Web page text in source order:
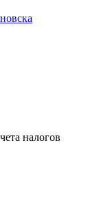
налогов